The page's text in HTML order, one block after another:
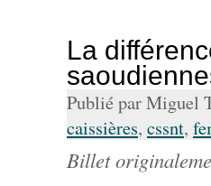
La
Publié par Miguel
caissières, cssnt,
Billet